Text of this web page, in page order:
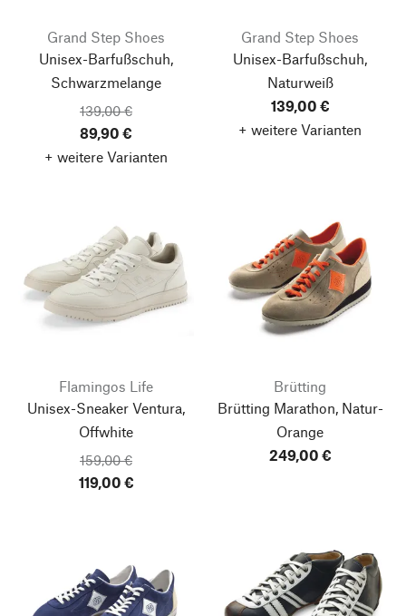
Grand Step Shoes
Unisex-Barfußschuh,
Schwarzmelange
139,00 €
89,90 €
+ weitere Varianten
Grand Step Shoes
Unisex-Barfußschuh,
Naturweiß
139,00 €
+ weitere Varianten
Flamingos Life
Unisex-Sneaker Ventura,
Offwhite
159,00 €
119,00 €
Brütting
Brütting Marathon, Natur-
Orange
249,00 €